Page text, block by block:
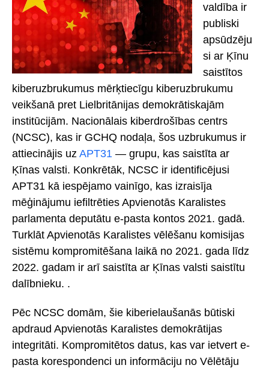
valdība ir
publiski
apsūdzēju
si ar Ķīnu
saistītos
kiberuzbrukumus mērķtiecīgu kiberuzbrukumu
veikšanā pret Lielbritānijas demokrātiskajām
institūcijām. Nacionālais kiberdrošības centrs
(NCSC), kas ir GCHQ nodaļa, šos uzbrukumus ir
attiecinājis uz APT31 — grupu, kas saistīta ar
Ķīnas valsti. Konkrētāk, NCSC ir identificējusi
APT31 kā iespējamo vainīgo, kas izraisīja
mēģinājumu iefiltrēties Apvienotās Karalistes
parlamenta deputātu e-pasta kontos 2021. gadā.
Turklāt Apvienotās Karalistes vēlēšanu komisijas
sistēmu kompromitēšana laikā no 2021. gada līdz
2022. gadam ir arī saistīta ar Ķīnas valsti saistītu
dalībnieku. .
Pēc NCSC domām, šie kiberielaušanās būtiski
apdraud Apvienotās Karalistes demokrātijas
integritāti. Kompromitētos datus, kas var ietvert e-
pasta korespondenci un informāciju no Vēlētāju